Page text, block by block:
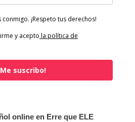
¡Respeto tus derechos!
y acepto la política de
suscribo!
online en Erre que ELE